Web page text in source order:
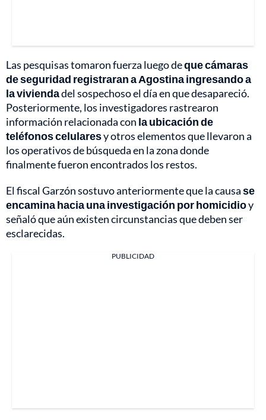
Las pesquisas tomaron fuerza luego deque cámaras
de seguridad registraran a Agostina ingresando a
la viviendadel sospechoso el día en que desapareció.
Posteriormente, los investigadores rastrearon
información relacionada con la ubicación de
teléfonos celularesy otros elementos que llevaron a
los operativos de búsqueda en la zona donde
finalmente fueron encontrados los restos.
El fiscal Garzón sostuvo anteriormente que la causase
encamina hacia una investigación por homicidioy
señaló que aún existen circunstancias que deben ser
esclarecidas.
PUBLICIDAD